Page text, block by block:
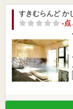
すきむらんど か
-点